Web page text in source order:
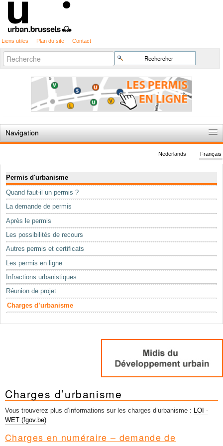
Liens utiles Plan du site Contact
Chercher par
Recherche
avancée…
Navigation
Règles du jeu
Permis d'urbanisme
Cartographie
Etudes et publications
Mots-clés
Renseignements urbanistiques
Français
Nederlands
Permis d'urbanisme
Quand faut-il un permis ?
La demande de permis
Après le permis
Les possibilités de recours
Autres permis et certificats
Les permis en ligne
Infractions urbanistiques
Réunion de projet
Charges d’urbanisme
Charges d’urbanisme
Vous trouverez plus d’informations sur les charges d’urbanisme : LOI -
WET (fgov.be)
Charges en numéraire – demande de